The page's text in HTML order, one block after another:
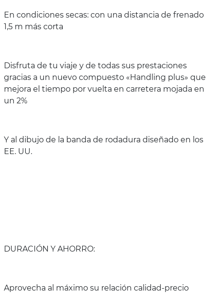
En condiciones secas: con una distancia de frenado
1,5 m más corta
Disfruta de tu viaje y de todas sus prestaciones
gracias a un nuevo compuesto «Handling plus» que
mejora el tiempo por vuelta en carretera mojada en
un 2%
Y al dibujo de la banda de rodadura diseñado en los
EE. UU.
DURACIÓN Y AHORRO:
Aprovecha al máximo su relación calidad-precio